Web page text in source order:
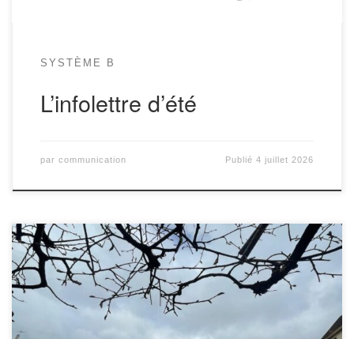
SYSTÈME B
L’infolettre d’été
par communication Publié4 juillet 2026
Hello hello! Revoilà l’infolettre de Système B. Quelques infos de
printemps pour toi avant un prochain rendez-vous dans ton épicerie
bio, durable et préférée. Cette infolettre aurait dû paraître hier mais